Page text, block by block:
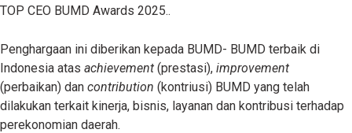
TOP CEO BUMD Awards 2025..
Penghargaan ini diberikan kepada BUMD- BUMD terbaik di
Indonesia atas achievement (prestasi), improvement
(perbaikan) dan contribution (kontriusi) BUMD yang telah
dilakukan terkait kinerja, bisnis, layanan dan kontribusi terhadap
perekonomian daerah.